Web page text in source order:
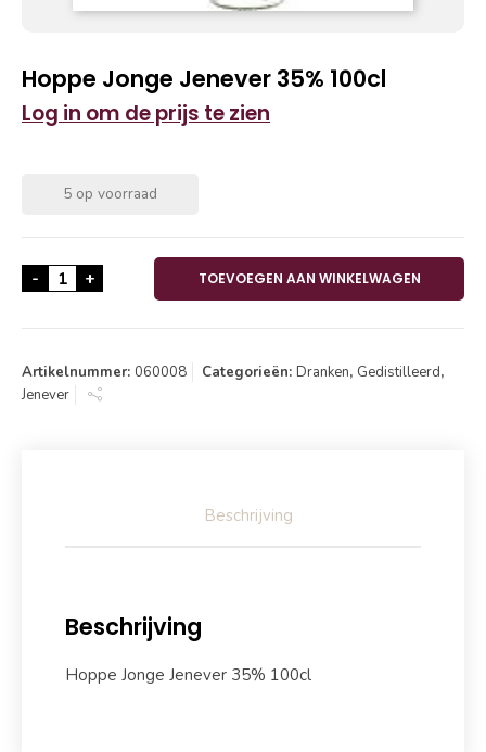
Hoppe Jonge Jenever 35% 100cl
Log in om de prijs te zien
5 op voorraad
- Hoppe Jonge Jenever 35% 100cl aantal
+ TOEVOEGEN AAN WINKELWAGEN
Artikelnummer: 060008 Categorieën: Dranken, Gedistilleerd,
Jenever
Beschrijving
Beschrijving
Hoppe Jonge Jenever 35% 100cl